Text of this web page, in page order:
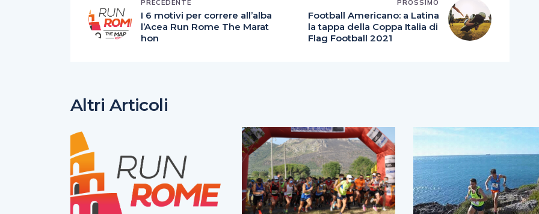
PRECEDENTE
I 6 motivi per correre all’alba
l’Acea Run Rome The Marat
hon
PROSSIMO
Football Americano: a Latina
la tappa della Coppa Italia di
Flag Football 2021
Altri Articoli